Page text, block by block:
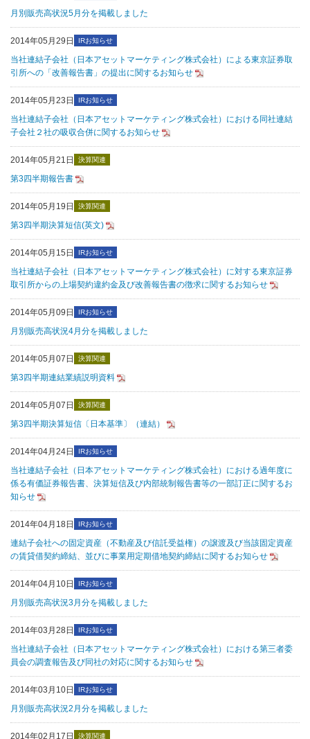
月別販売高状況5月分を掲載しました
2014年05月29日 IRお知らせ
当社連結子会社（日本アセットマーケティング株式会社）による東京証券取
引所への「改善報告書」の提出に関するお知らせ
2014年05月23日 IRお知らせ
当社連結子会社（日本アセットマーケティング株式会社）における同社連結
子会社２社の吸収合併に関するお知らせ
2014年05月21日 決算関連
第3四半期報告書
2014年05月19日 決算関連
第3四半期決算短信(英文)
2014年05月15日 IRお知らせ
当社連結子会社（日本アセットマーケティング株式会社）に対する東京証券
取引所からの上場契約違約金及び改善報告書の徴求に関するお知らせ
2014年05月09日 IRお知らせ
月別販売高状況4月分を掲載しました
2014年05月07日 決算関連
第3四半期連結業績説明資料
2014年05月07日 決算関連
第3四半期決算短信〔日本基準〕（連結）
2014年04月24日 IRお知らせ
当社連結子会社（日本アセットマーケティング株式会社）における過年度に
係る有価証券報告書、決算短信及び内部統制報告書等の一部訂正に関するお
知らせ
2014年04月18日 IRお知らせ
連結子会社への固定資産（不動産及び信託受益権）の譲渡及び当該固定資産
の賃貸借契約締結、並びに事業用定期借地契約締結に関するお知らせ
2014年04月10日 IRお知らせ
月別販売高状況3月分を掲載しました
2014年03月28日 IRお知らせ
当社連結子会社（日本アセットマーケティング株式会社）における第三者委
員会の調査報告及び同社の対応に関するお知らせ
2014年03月10日 IRお知らせ
月別販売高状況2月分を掲載しました
2014年02月17日 決算関連